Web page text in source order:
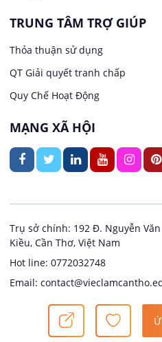
Ngân hàng
Nhà hàng / Khách sạn
Thủy Sản
Quản lý chất lượng (QA/QC)
Tài chính / Đầu tư
Việc làm tại Trung Nhất
Việc làm tại Thuận Hưng
Việc làm tại Vị Thanh
Việc làm tại Long Phú 1
Việc làm tại Đại Thành
Việc làm tại Ngã Bảy
TRUNG TÂM TRỢ GIÚP
Thỏa thuận sử dụng
QT Giải quyết tranh chấp
Quy Chế Hoạt Động
MẠNG XÃ HỘI
Trụ sở chính: 192 Đ. Nguyễn
Kiều, Cần Thơ, Việt Nam
Hot line: 0772032748
Email:
Copyright @ 2024
Việc làm Cần